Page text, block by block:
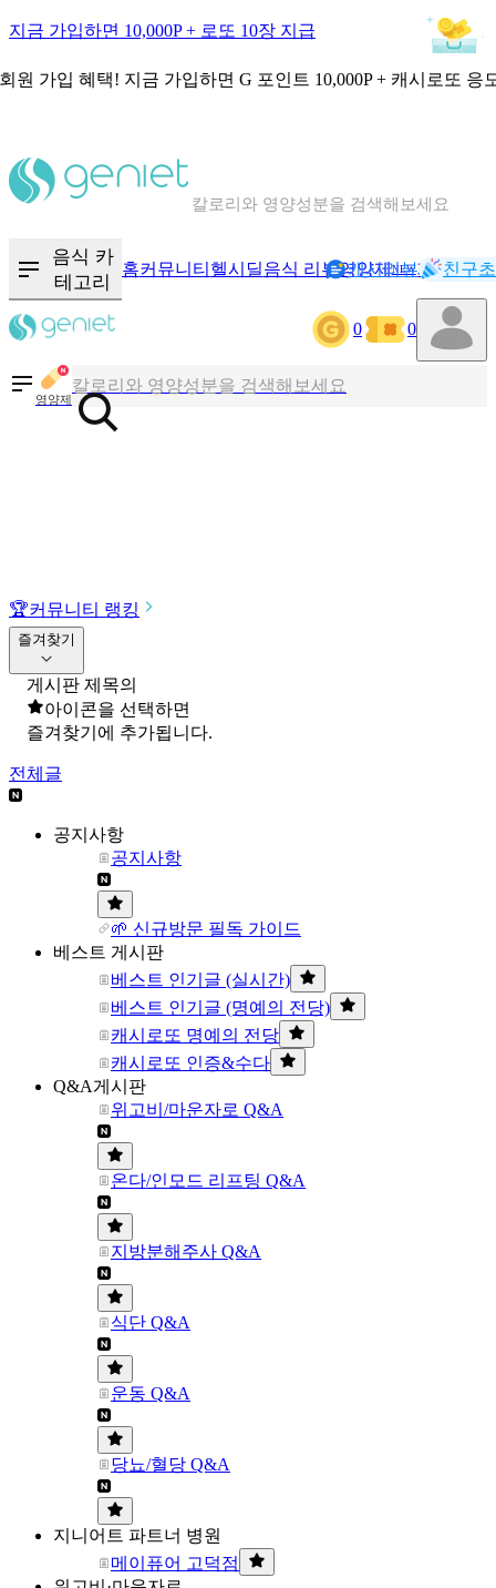
지금 가입하면 10,000P + 로또 10장 지급
원 가입 혜택! 지금 가입하면 G 포인트 10,000P + 캐시로또 응
혈당 · 다이어트 음식 검색해보세요
음식 카
테고리
홈커뮤니티 헬시딜음식 리뷰영양제NEW기록
캐시리뷰 친구
0 0
영양제
칼로리와 영양성분을 검색해보세요
혈당 · 다이어트 음식 검색해보세요
음식 · 영양제 리뷰를 찾아보세요
🏆커뮤니티 랭킹
즐겨찾기
게시판 제목의
아이콘을 선택하면
즐겨찾기에 추가됩니다.
전체글
공지사항
공지사항
🌱 신규방문 필독 가이드
베스트 게시판
베스트 인기글 (실시간)
베스트 인기글 (명예의 전당)
캐시로또 명예의 전당
캐시로또 인증&수다
Q&A게시판
위고비/마운자로 Q&A
온다/인모드 리프팅 Q&A
지방분해주사 Q&A
식단 Q&A
운동 Q&A
당뇨/혈당 Q&A
지니어트 파트너 병원
메이퓨어 고덕점